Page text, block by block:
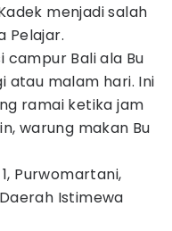
menjadi salah
Pelajar.
campur Bali ala Bu
atau malam hari. Ini
ramai ketika jam
warung makan Bu
Purwomartani,
Istimewa